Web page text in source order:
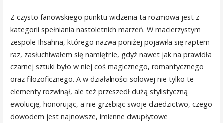
Z czysto fanowskiego punktu widzenia ta rozmowa jest z
kategorii spełniania nastoletnich marzeń. W macierzystym
zespole Ihsahna, którego nazwa poniżej pojawiła się raptem
raz, zasłuchiwałem się namiętnie, gdyż nawet jak na prawidła
czarnej sztuki było w niej coś magicznego, romantycznego
oraz filozoficznego. A w działalności solowej nie tylko te
elementy rozwinął, ale też przeszedł dużą stylistyczną
ewolucję, honorując, a nie grzebiąc swoje dziedzictwo, czego
dowodem jest najnowsze, imienne dwupłytowe